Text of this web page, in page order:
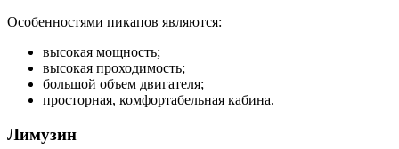
Особенностями пикапов являются:
высокая мощность;
высокая проходимость;
большой объем двигателя;
просторная, комфортабельная кабина.
Лимузин